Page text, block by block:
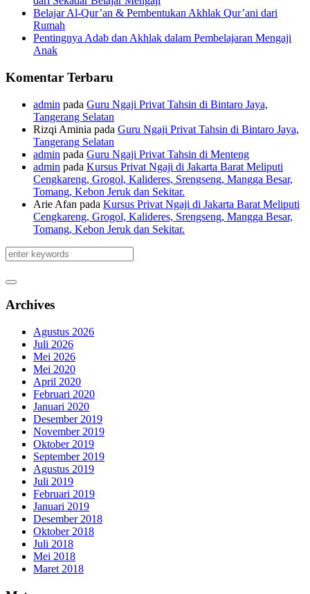
Belajar Al-Qur’an & Pembentukan Akhlak Qur’ani dari
Rumah
Pentingnya Adab dan Akhlak dalam Pembelajaran Mengaji
Anak
Komentar Terbaru
admin pada Guru Ngaji Privat Tahsin di Bintaro Jaya,
Tangerang Selatan
Rizqi Aminia pada Guru Ngaji Privat Tahsin di Bintaro Jaya,
Tangerang Selatan
admin pada Guru Ngaji Privat Tahsin di Menteng
admin pada Kursus Privat Ngaji di Jakarta Barat Meliputi
Cengkareng, Grogol, Kalideres, Srengseng, Mangga Besar,
Tomang, Kebon Jeruk dan Sekitar.
Arie Afan pada Kursus Privat Ngaji di Jakarta Barat Meliputi
Cengkareng, Grogol, Kalideres, Srengseng, Mangga Besar,
Tomang, Kebon Jeruk dan Sekitar.
Archives
Agustus 2026
Juli 2026
Mei 2026
Mei 2020
April 2020
Februari 2020
Januari 2020
Desember 2019
November 2019
Oktober 2019
September 2019
Agustus 2019
Juli 2019
Februari 2019
Januari 2019
Desember 2018
Oktober 2018
Juli 2018
Mei 2018
Maret 2018